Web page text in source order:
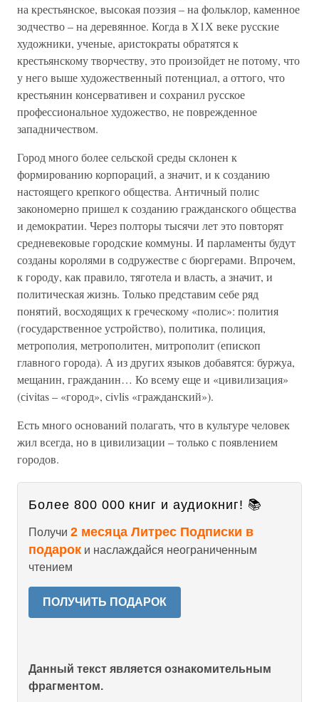
на крестьянское, высокая поэзия – на фольклор, каменное
зодчество – на деревянное. Когда в Х1Х веке русские
художники, ученые, аристократы обратятся к
крестьянскому творчеству, это произойдет не потому, что
у него выше художественный потенциал, а оттого, что
крестьянин консервативен и сохранил русское
профессиональное художество, не поврежденное
западничеством.
Город много более сельской среды склонен к
формированию корпораций, а значит, и к созданию
настоящего крепкого общества. Античный полис
закономерно пришел к созданию гражданского общества
и демократии. Через полторы тысячи лет это повторят
средневековые городские коммуны. И парламенты будут
созданы королями в содружестве с бюргерами. Впрочем,
к городу, как правило, тяготела и власть, а значит, и
политическая жизнь. Только представим себе ряд
понятий, восходящих к греческому «полис»: полития
(государственное устройство), политика, полиция,
метрополия, метрополитен, митрополит (епископ
главного города). А из других языков добавятся: буржуа,
мещанин, гражданин… Ко всему еще и «цивилизация»
(сivitas – «город», сivlis «гражданский»).
Есть много оснований полагать, что в культуре человек
жил всегда, но в цивилизации – только с появлением
городов.
Более 800 000 книг и аудиокниг! 📚
Получи 2 месяца Литрес Подписки в
подарок и наслаждайся неограниченным
чтением
ПОЛУЧИТЬ ПОДАРОК
Данный текст является ознакомительным
фрагментом.